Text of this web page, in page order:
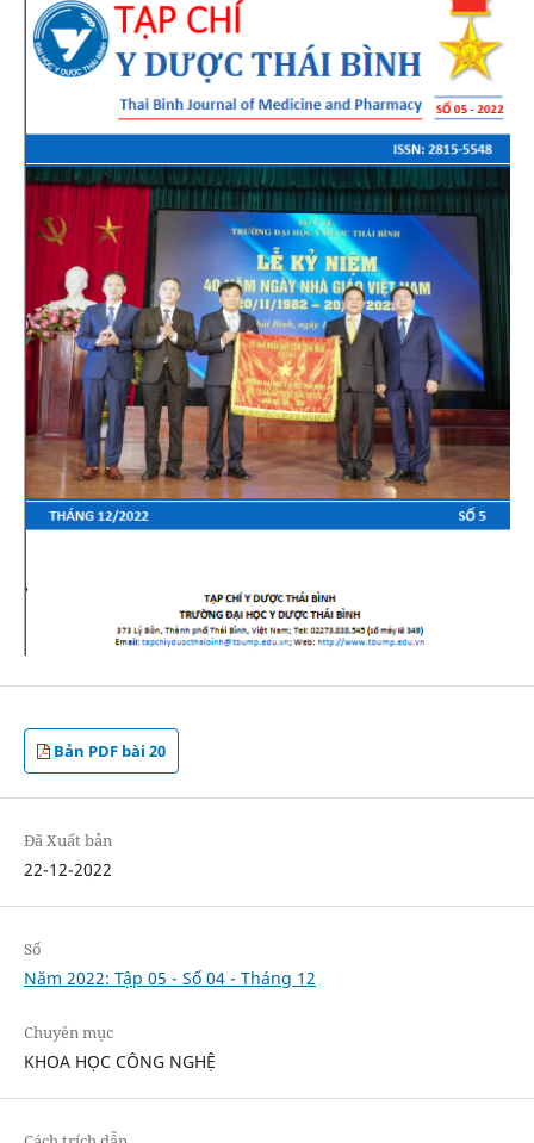
Bản PDF bài 20
Đã Xuất bản
22-12-2022
Số
Năm 2022: Tập 05 - Số 04 - Tháng 12
Chuyên mục
KHOA HỌC CÔNG NGHỆ